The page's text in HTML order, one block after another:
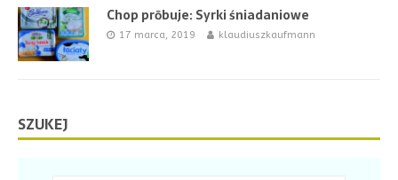
Chop prōbuje: Syrki śniadaniowe
17 marca, 2019 klaudiuszkaufmann
SZUKEJ